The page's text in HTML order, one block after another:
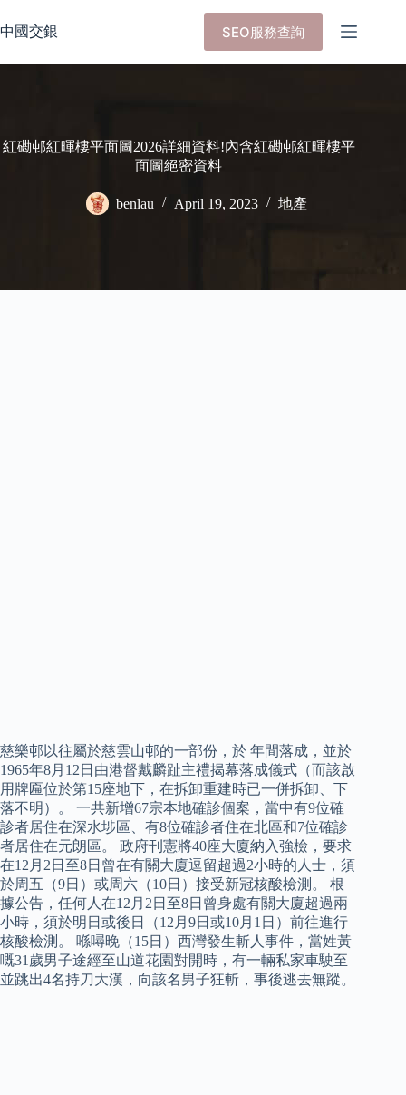
to
content
中國交銀 SEO服務查詢
紅磡邨紅暉樓平面圖2026詳細資料!內含紅磡邨紅暉樓平
面圖絕密資料
benlau April 19, 2023 地產
慈樂邨以往屬於慈雲山邨的一部份，於 年間落成，並於
1965年8月12日由港督戴麟趾主禮揭幕落成儀式（而該啟
用牌匾位於第15座地下，在拆卸重建時已一併拆卸、下
落不明）。 一共新增67宗本地確診個案，當中有9位確
診者居住在深水埗區、有8位確診者住在北區和7位確診
者居住在元朗區。 政府刊憲將40座大廈納入強檢，要求
在12月2日至8日曾在有關大廈逗留超過2小時的人士，須
於周五（9日）或周六（10日）接受新冠核酸檢測。 根
據公告，任何人在12月2日至8日曾身處有關大廈超過兩
小時，須於明日或後日（12月9日或10月1日）前往進行
核酸檢測。 喺噚晚（15日）西灣發生斬人事件，當姓黃
嘅31歲男子途經至山道花園對開時，有一輛私家車駛至
並跳出4名持刀大漢，向該名男子狂斬，事後逃去無蹤。